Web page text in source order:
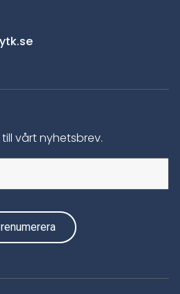
vårt nyhetsbrev.